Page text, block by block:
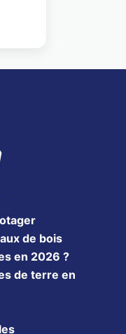
de bois
en 2026 ?
de terre en